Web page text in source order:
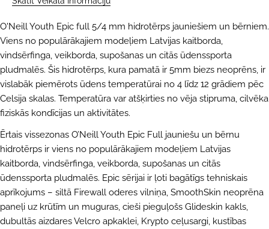
O'Neill Youth Epic full 5/4 mm hidrotērps jauniešiem un bērniem.
Viens no populārākajiem modeļiem Latvijas kaitborda,
vindsērfinga, veikborda, supošanas un citās ūdenssporta
pludmalēs. Šis hidrotērps, kura pamatā ir 5mm biezs neoprēns, ir
vislabāk piemērots ūdens temperatūrai no 4 līdz 12 grādiem pēc
Celsija skalas. Temperatūra var atšķirties no vēja stipruma, cilvēka
fiziskās kondīcijas un aktivitātes.
Ērtais vissezonas O’Neill Youth Epic Full jauniešu un bērnu
hidrotērps ir viens no populārākajiem modeļiem Latvijas
kaitborda, vindsērfinga, veikborda, supošanas un citās
ūdenssporta pludmalēs. Epic sērijai ir ļoti bagātīgs tehniskais
aprīkojums – siltā Firewall oderes vilniņa, SmoothSkin neoprēna
paneļi uz krūtīm un muguras, cieši pieguļošs Glideskin kakls,
dubultās aizdares Velcro apkaklei, Krypto ceļusargi, kustības